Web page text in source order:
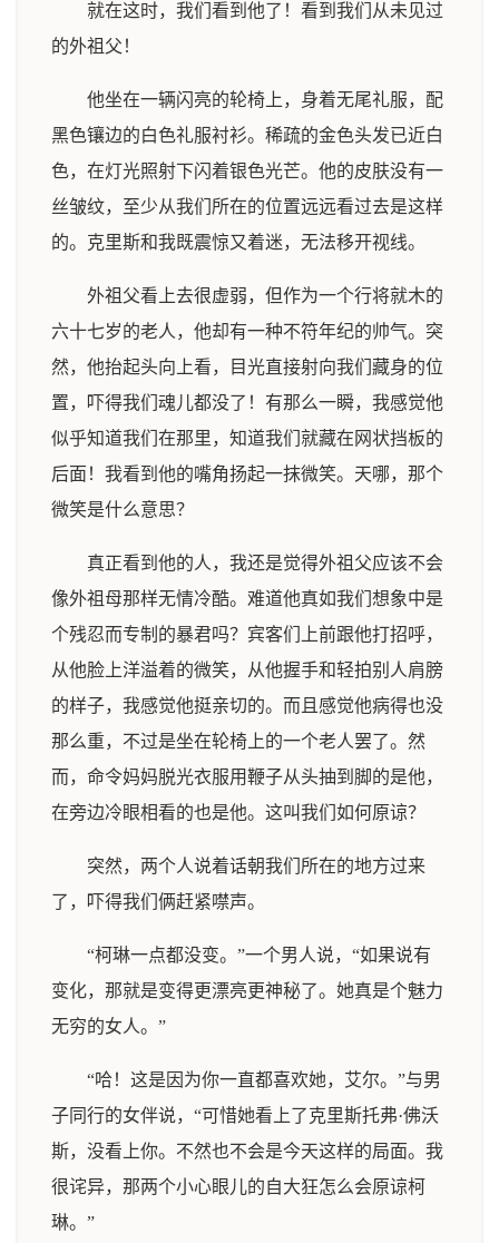
就在这时，我们看到他了！看到我们从未见过
的外祖父！
他坐在一辆闪亮的轮椅上，身着无尾礼服，配
黑色镶边的白色礼服衬衫。稀疏的金色头发已近白
色，在灯光照射下闪着银色光芒。他的皮肤没有一
丝皱纹，至少从我们所在的位置远远看过去是这样
的。克里斯和我既震惊又着迷，无法移开视线。
外祖父看上去很虚弱，但作为一个行将就木的
六十七岁的老人，他却有一种不符年纪的帅气。突
然，他抬起头向上看，目光直接射向我们藏身的位
置，吓得我们魂儿都没了！有那么一瞬，我感觉他
似乎知道我们在那里，知道我们就藏在网状挡板的
后面！我看到他的嘴角扬起一抹微笑。天哪，那个
微笑是什么意思？
真正看到他的人，我还是觉得外祖父应该不会
像外祖母那样无情冷酷。难道他真如我们想象中是
个残忍而专制的暴君吗？宾客们上前跟他打招呼，
从他脸上洋溢着的微笑，从他握手和轻拍别人肩膀
的样子，我感觉他挺亲切的。而且感觉他病得也没
那么重，不过是坐在轮椅上的一个老人罢了。然
而，命令妈妈脱光衣服用鞭子从头抽到脚的是他，
在旁边冷眼相看的也是他。这叫我们如何原谅？
突然，两个人说着话朝我们所在的地方过来
了，吓得我们俩赶紧噤声。
“柯琳一点都没变。”一个男人说，“如果说有
变化，那就是变得更漂亮更神秘了。她真是个魅力
无穷的女人。”
“哈！这是因为你一直都喜欢她，艾尔。”与男
子同行的女伴说，“可惜她看上了克里斯托弗·佛沃
斯，没看上你。不然也不会是今天这样的局面。我
很诧异，那两个小心眼儿的自大狂怎么会原谅柯
琳。”